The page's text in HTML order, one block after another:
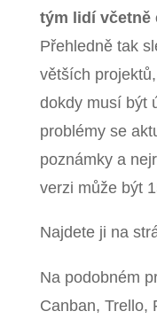
tým lidí včetně
Přehledně tak
větších
dokdy musí být
problémy se
poznámky a
verzi může být
Najdete ji na
Na podobném
Canban, Trello,